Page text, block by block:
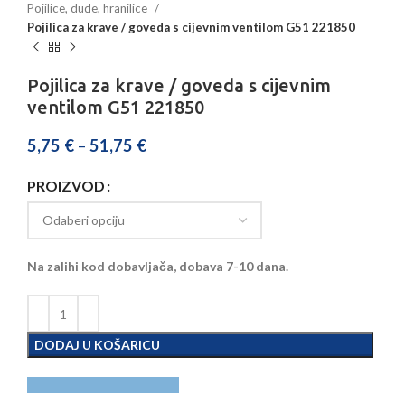
Pojilice, dude, hranilice
Pojilica za krave / goveda s cijevnim ventilom G51 221850
Pojilica za krave / goveda s cijevnim
ventilom G51 221850
5,75 € – 51,75 €
PROIZVOD
Na zalihi kod dobavljača, dobava 7-10 dana.
DODAJ U KOŠARICU